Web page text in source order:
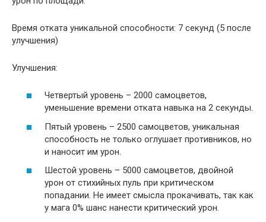
Время отката уникальной способности: 7 секунд (5 после
улучшения)
Улучшения:
Четвертый уровень – 2000 самоцветов,
уменьшение времени отката навыка на 2 секунды.
Пятый уровень – 2500 самоцветов, уникальная
способность не только оглушает противников, но
и наносит им урон.
Шестой уровень – 5000 самоцветов, двойной
урон от стихийных пуль при критическом
попадании. Не имеет смысла прокачивать, так как
у мага 0% шанс нанести критический урон.